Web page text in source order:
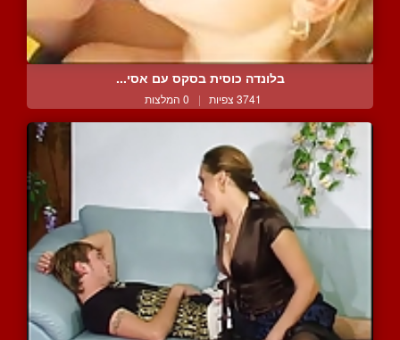
בלונדה כוסית בסקס עם אסי...
3741 צפיות | 0 המלצות